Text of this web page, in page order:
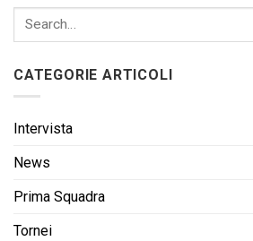
CATEGORIE ARTICOLI
Intervista
News
Prima Squadra
Tornei